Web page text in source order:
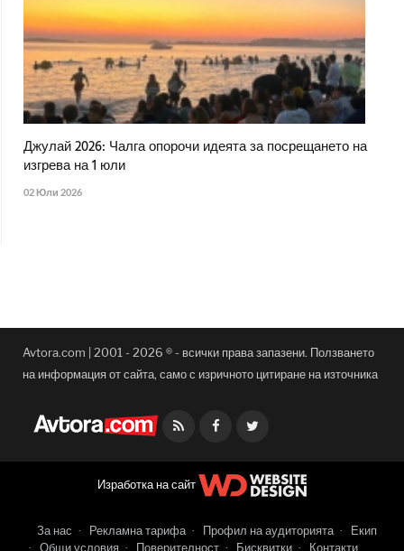
Джулай 2026: Чалга опорочи идеята за посрещането на
изгрева на 1 юли
02 Юли 2026
Avtora.com | 2001 - 2026 ® - всички права запазени. Ползването
на информация от сайта, само с изричното цитиране на източника
Facebook
Изработка на сайт
За нас Рекламна тарифа Профил на аудиторията
Екип
Общи условия
Поверителност Бисквитки Контакти